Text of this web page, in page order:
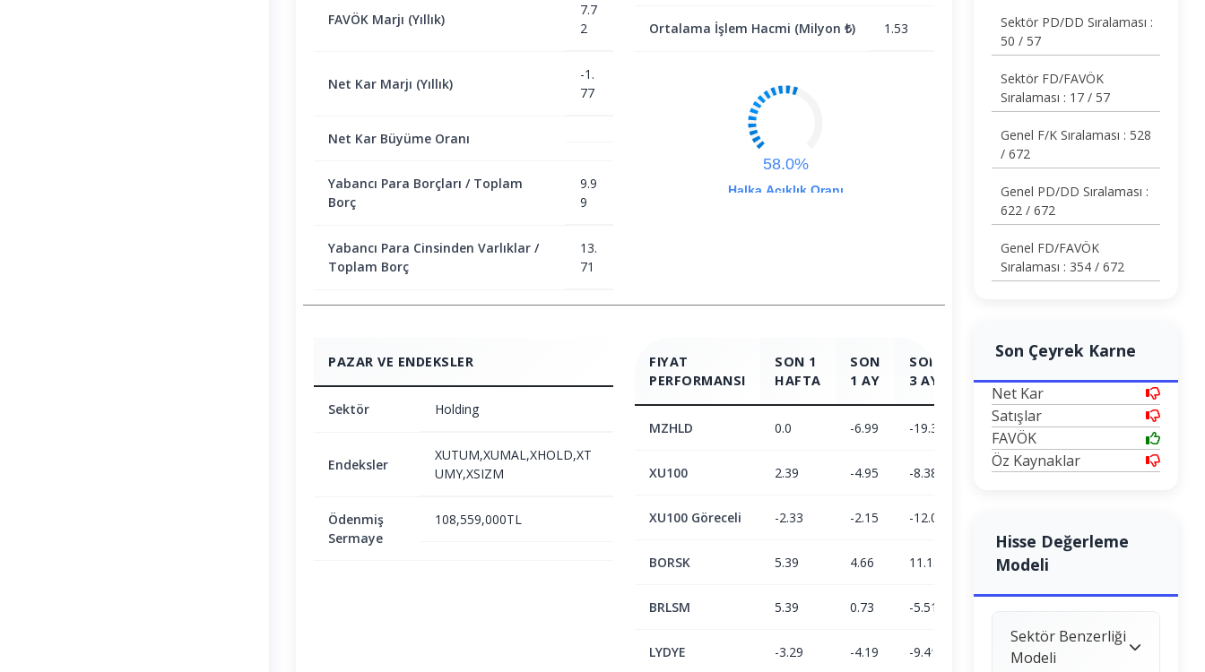
FAVÖK Marjı (Yıllık)
7.7
2
Net Kar Marjı (Yıllık)
-1.
77
Net Kar Büyüme Oranı
Yabancı Para Borçları / Toplam
Borç
9.9
9
Yabancı Para Cinsinden Varlıklar /
Toplam Borç
13.
71
Ortalama İşlem Hacmi (Milyon ₺) 1.53
Halka Açıklık Oranı
58.0%
PAZAR VE ENDEKSLER
Sektör Holding
Endeksler
XUTUM,XUMAL,XHOLD,XT
UMY,XSIZM
Ödenmiş
Sermaye
108,559,000TL
FIYAT
PERFORMANSI
SON 1
HAFTA
SON
1 AY
SON
3 AY
SON
6 AY
SON
1 YIL
MZHLD 0.0 -6.99 -19.39 -19.39 -23.23
XU100 2.39 -4.95 -8.38 25.77
XU100 Göreceli -2.33 -2.15 -12.02
BORSK 5.39 4.66 11.15 23.38 5.72
BRLSM 5.39 0.73 -5.51
LYDYE -3.29 -4.19 -9.46 18.19
Sektör PD/DD Sıralaması :
50 / 57
Sektör FD/FAVÖK
Sıralaması : 17 / 57
Genel F/K Sıralaması : 528
/ 672
Genel PD/DD Sıralaması :
622 / 672
Genel FD/FAVÖK
Sıralaması : 354 / 672
Son Çeyrek Karne
Net Kar
Satışlar
FAVÖK
Öz Kaynaklar
Hisse Değerleme
Modeli
Sektör Benzerliği
Modeli